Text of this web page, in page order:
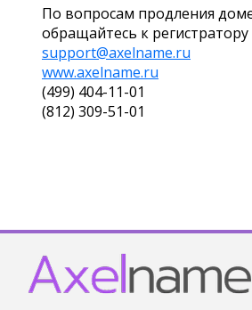
По вопросам продления
обращайтесь к регистратору
support@axelname.ru
www.axelname.ru
(499) 404-11-01
(812) 309-51-01